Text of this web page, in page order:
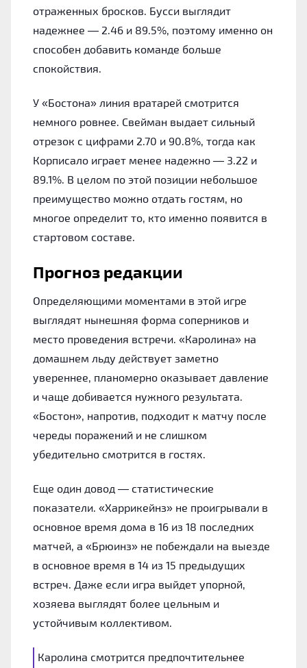
отраженных бросков. Бусси выглядит
надежнее — 2.46 и 89.5%, поэтому именно он
способен добавить команде больше
спокойствия.
У «Бостона» линия вратарей смотрится
немного ровнее. Свейман выдает сильный
отрезок с цифрами 2.70 и 90.8%, тогда как
Корписало играет менее надежно — 3.22 и
89.1%. В целом по этой позиции небольшое
преимущество можно отдать гостям, но
многое определит то, кто именно появится в
стартовом составе.
Прогноз редакции
Определяющими моментами в этой игре
выглядят нынешняя форма соперников и
место проведения встречи. «Каролина» на
домашнем льду действует заметно
увереннее, планомерно оказывает давление
и чаще добивается нужного результата.
«Бостон», напротив, подходит к матчу после
череды поражений и не слишком
убедительно смотрится в гостях.
Еще один довод — статистические
показатели. «Харрикейнз» не проигрывали в
основное время дома в 16 из 18 последних
матчей, а «Брюинз» не побеждали на выезде
в основное время в 14 из 15 предыдущих
встреч. Даже если игра выйдет упорной,
хозяева выглядят более цельным и
устойчивым коллективом.
Каролина смотрится предпочтительнее